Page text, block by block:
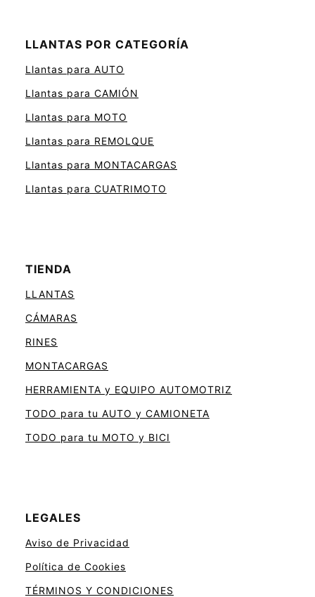
LLANTAS POR CATEGORÍA
Llantas para AUTO
Llantas para CAMIÓN
Llantas para MOTO
Llantas para REMOLQUE
Llantas para MONTACARGAS
Llantas para CUATRIMOTO
TIENDA
LLANTAS
CÁMARAS
RINES
MONTACARGAS
HERRAMIENTA y EQUIPO AUTOMOTRIZ
TODO para tu AUTO y CAMIONETA
TODO para tu MOTO y BICI
LEGALES
Aviso de Privacidad
Política de Cookies
TÉRMINOS Y CONDICIONES